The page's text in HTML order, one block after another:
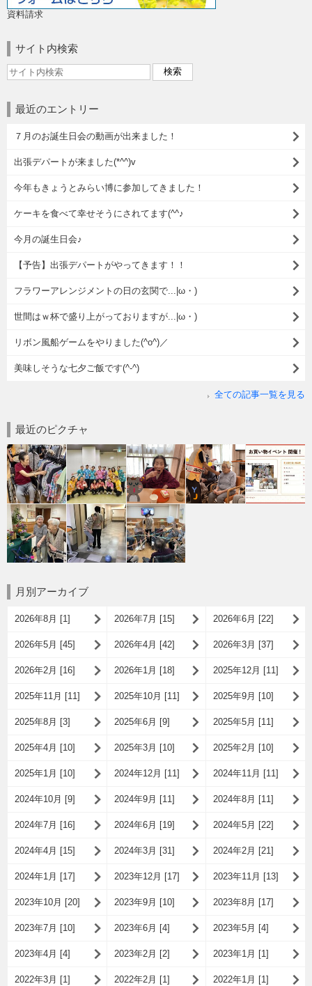
資料請求
サイト内検索
最近のエントリー
７月のお誕生日会の動画が出来ました！
出張デパートが来ました(*^^)v
今年もきょうとみらい博に参加してきました！
ケーキを食べて幸せそうにされてます(^^♪
今月の誕生日会♪
【予告】出張デパートがやってきます！！
フラワーアレンジメントの日の玄関で...|ω・)
世間はｗ杯で盛り上がっておりますが...|ω・)
リボン風船ゲームをやりました(^o^)／
美味しそうな七夕ご飯です(^-^)
全ての記事一覧を見る
最近のピクチャ
月別アーカイブ
2026年8月 [1] 2026年7月 [15] 2026年6月 [22]
2026年5月 [45] 2026年4月 [42] 2026年3月 [37]
2026年2月 [16] 2026年1月 [18] 2025年12月 [11]
2025年11月 [11] 2025年10月 [11] 2025年9月 [10]
2025年8月 [3] 2025年6月 [9] 2025年5月 [11]
2025年4月 [10] 2025年3月 [10] 2025年2月 [10]
2025年1月 [10] 2024年12月 [11] 2024年11月 [11]
2024年10月 [9] 2024年9月 [11] 2024年8月 [11]
2024年7月 [16] 2024年6月 [19] 2024年5月 [22]
2024年4月 [15] 2024年3月 [31] 2024年2月 [21]
2024年1月 [17] 2023年12月 [17] 2023年11月 [13]
2023年10月 [20] 2023年9月 [10] 2023年8月 [17]
2023年7月 [10] 2023年6月 [4] 2023年5月 [4]
2023年4月 [4] 2023年2月 [2] 2023年1月 [1]
2022年3月 [1] 2022年2月 [1] 2022年1月 [1]